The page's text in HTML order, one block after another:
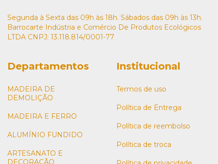
Segunda à Sexta das 09h às 18h. Sábados das 09h às 13h.
Barrocarte Indústria e Comércio De Produtos Ecológicos
LTDA CNPJ: 13.118.814/0001-77
Departamentos
MADEIRA DE
DEMOLIÇÃO
MADEIRA E FERRO
ALUMÍNIO FUNDIDO
ARTESANATO E
DECORAÇÃO
Institucional
Termos de uso
Política de Entrega
Política de reembolso
Política de troca